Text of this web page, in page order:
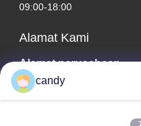
09:00-18:00
Alamat Kami
Alamat perusahaan
RM. 1601-1603, 1606-
JALAN ZUMIAO,
candy